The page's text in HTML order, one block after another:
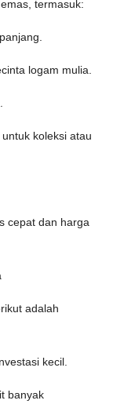
termasuk:
logam mulia.
koleksi atau
cepat dan harga
adalah
kecil.
banyak